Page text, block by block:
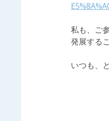
私も、ご
発展する
いつも、